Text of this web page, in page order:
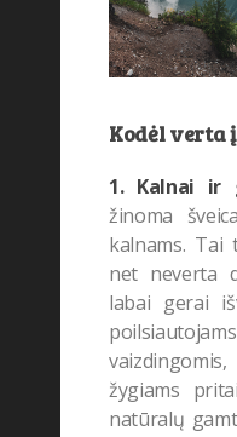
Kodėl verta
1. Kalnai ir
žinoma
kalnams.
net neverta
labai gerai
žygiams
natūralų